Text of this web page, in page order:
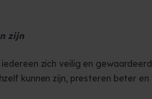
zijn
zich veilig en
kunnen zijn, presteren beter